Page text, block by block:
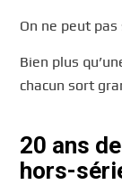
On ne peut pas
Bien plus
chacun sort
20 ans
hors-